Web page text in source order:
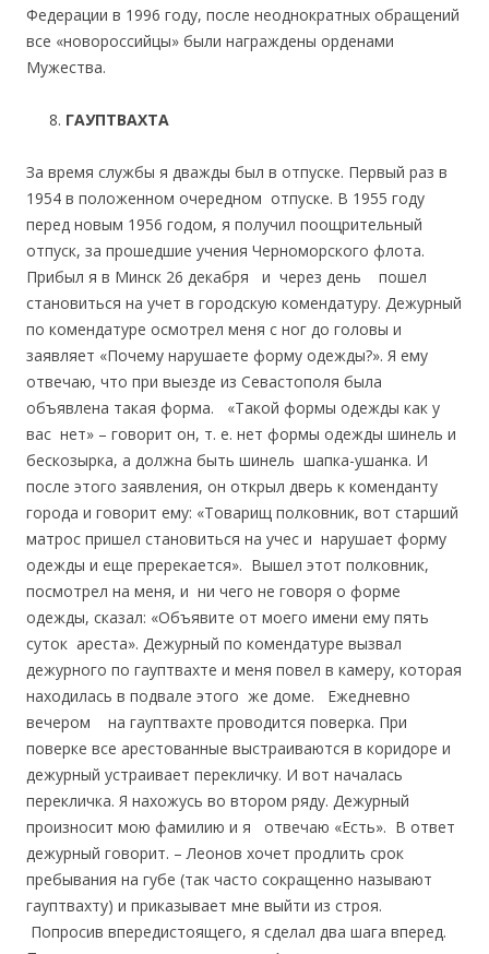
Федерации в 1996 году, после неоднократных обращений
все «новороссийцы» были награждены орденами
Мужества.
ГАУПТВАХТА
За время службы я дважды был в отпуске. Первый раз в
1954 в положенном очередном отпуске. В 1955 году
перед новым 1956 годом, я получил поощрительный
отпуск, за прошедшие учения Черноморского флота.
Прибыл я в Минск 26 декабря и через день пошел
становиться на учет в городскую комендатуру. Дежурный
по комендатуре осмотрел меня с ног до головы и
заявляет «Почему нарушаете форму одежды?». Я ему
отвечаю, что при выезде из Севастополя была
объявлена такая форма. «Такой формы одежды как у
вас нет» – говорит он, т. е. нет формы одежды шинель и
бескозырка, а должна быть шинель шапка-ушанка. И
после этого заявления, он открыл дверь к коменданту
города и говорит ему: «Товарищ полковник, вот старший
матрос пришел становиться на учес и нарушает форму
одежды и еще пререкается». Вышел этот полковник,
посмотрел на меня, и ни чего не говоря о форме
одежды, сказал: «Объявите от моего имени ему пять
суток ареста». Дежурный по комендатуре вызвал
дежурного по гауптвахте и меня повел в камеру, которая
находилась в подвале этого же доме. Ежедневно
вечером на гауптвахте проводится поверка. При
поверке все арестованные выстраиваются в коридоре и
дежурный устраивает перекличку. И вот началась
перекличка. Я нахожусь во втором ряду. Дежурный
произносит мою фамилию и я отвечаю «Есть». В ответ
дежурный говорит. – Леонов хочет продлить срок
пребывания на губе (так часто сокращенно называют
гауптвахту) и приказывает мне выйти из строя.
Попросив впередистоящего, я сделал два шага вперед.